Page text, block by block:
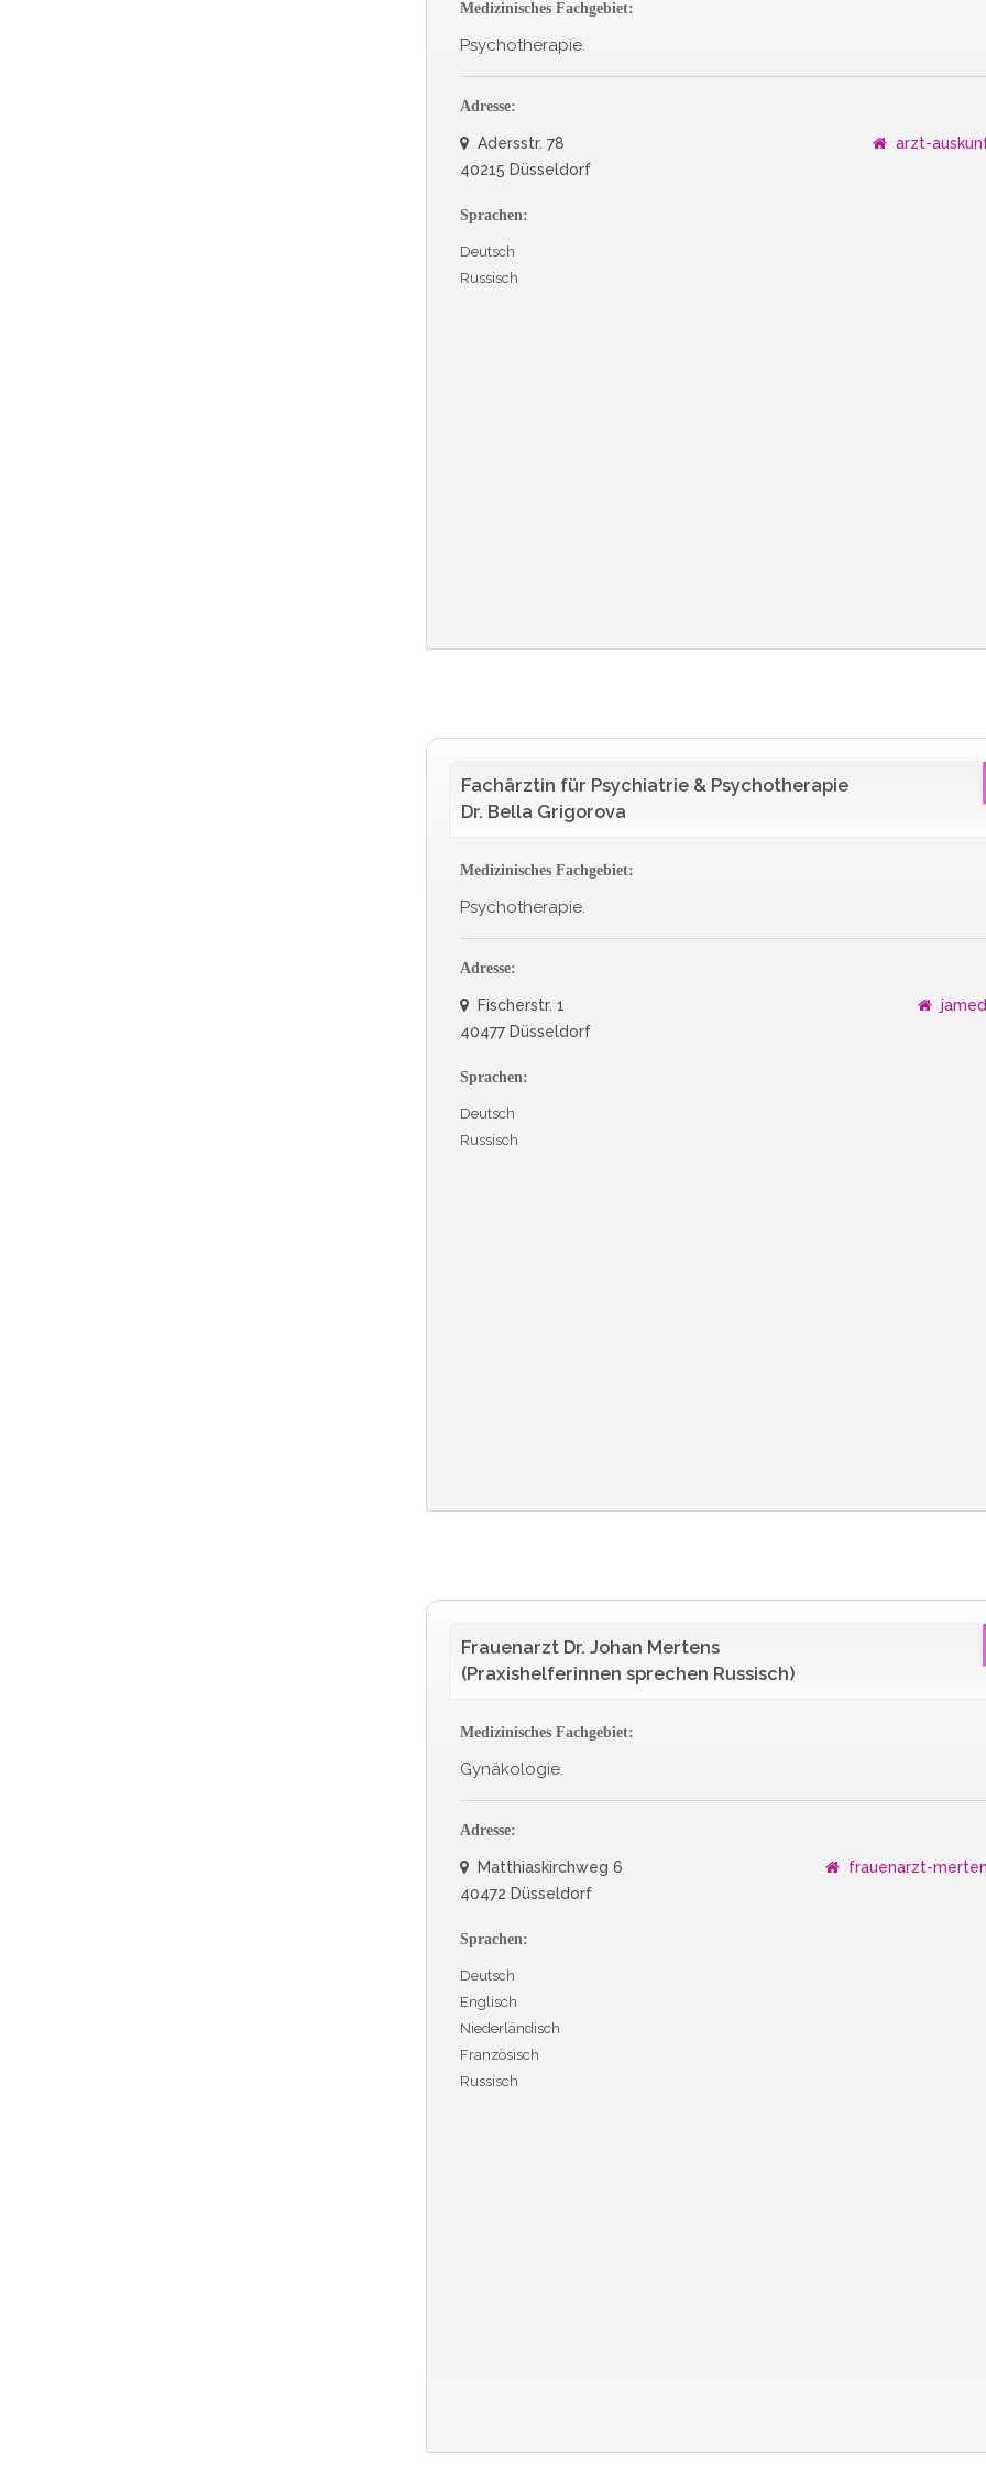
Medizinisches Fachgebiet:
Psychotherapie.
Adresse:
Adersstr. 78
40215 Düsseldorf
arzt-
Sprachen:
Deutsch
Russisch
Fachärztin für Psychiatrie & Psychotherapie
Dr. Bella Grigorova
Medizinisches Fachgebiet:
Psychotherapie.
Adresse:
Fischerstr. 1
40477 Düsseldorf
Sprachen:
Deutsch
Russisch
Frauenarzt Dr. Johan Mertens
(Praxishelferinnen sprechen Russisch)
Medizinisches Fachgebiet:
Gynäkologie.
Adresse:
Matthiaskirchweg 6
40472 Düsseldorf
frauenarzt-
Sprachen:
Deutsch
Englisch
Niederländisch
Französisch
Russisch